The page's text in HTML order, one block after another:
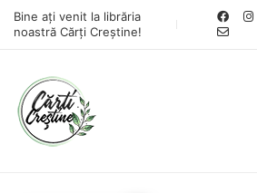
Bine ați venit la librăria
noastră Cărți Creștine!